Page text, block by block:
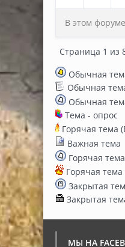
В этом
Страница 1 из
Обычная
Обычная
Обычная
Тема - опрос
Горячая тема
Важная тема
Горячая
Горячая тема
Закрытая
Закрытая
МЫ НА